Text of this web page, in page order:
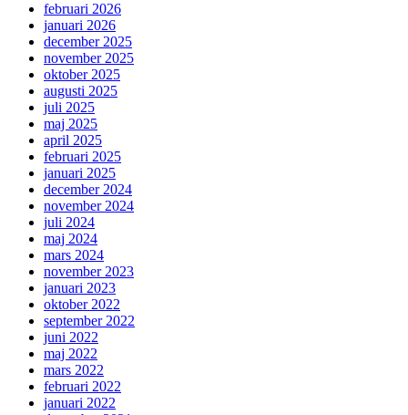
februari 2026
januari 2026
december 2025
november 2025
oktober 2025
augusti 2025
juli 2025
maj 2025
april 2025
februari 2025
januari 2025
december 2024
november 2024
juli 2024
maj 2024
mars 2024
november 2023
januari 2023
oktober 2022
september 2022
juni 2022
maj 2022
mars 2022
februari 2022
januari 2022